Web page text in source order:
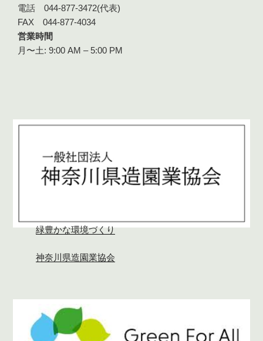
電話 044-877-3472(代表)
FAX 044-877-4034
営業時間
月〜土: 9:00 AM – 5:00 PM
緑豊かな環境づくり
神奈川県造園業協会